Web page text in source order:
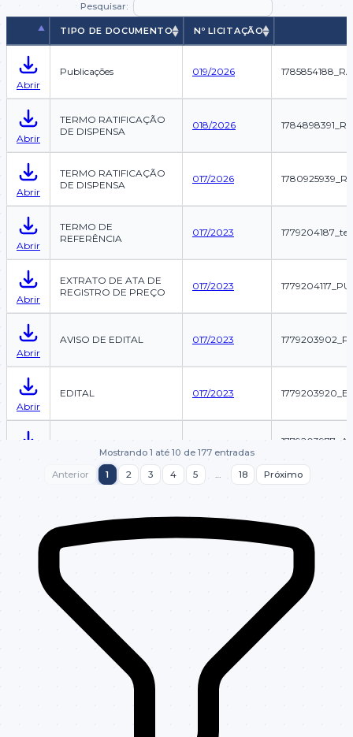
Pesquisar:
TIPO DE DOCUMENTO
Nº LICITAÇÃO
TIPO DE DOCUMENTO
Nº LICITAÇÃO
Abrir
Publicações 019/2026
Abrir
TERMO RATIFICAÇÃO
DE DISPENSA
018/2026
Abrir
TERMO RATIFICAÇÃO
DE DISPENSA
017/2026
Abrir
TERMO DE
REFERÊNCIA
017/2023
Abrir
EXTRATO DE ATA DE
REGISTRO DE PREÇO
017/2023
Abrir
AVISO DE EDITAL 017/2023
Abrir
EDITAL 017/2023
HOMOLOGAÇÃO 017/2023
Abrir
EXTRATO DE ATA DE
Mostrando 1 até 10 de 177 entradas
Anterior 1 2 3 4 5 … 18 Próximo